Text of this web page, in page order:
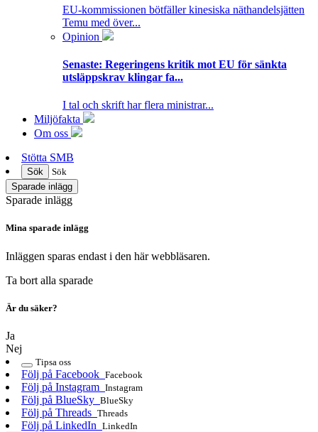
EU-kommissionen bötfäller kinesiska näthandelsjätten
Temu med över...
Opinion
Senaste: Regeringens kritik mot EU för sänkta
utsläppskrav klingar fa...
I tal och skrift har flera ministrar...
Miljöfakta
Om oss
Stötta SMB
Sök
Sök
Sparade inlägg
Sparade inlägg
Mina sparade inlägg
Inläggen sparas endast i den här webbläsaren.
Ta bort alla sparade
Är du säker?
Ja
Nej
Tipsa oss
Följ på Facebook Facebook
Följ på Instagram Instagram
Följ på BlueSky BlueSky
Följ på Threads Threads
Följ på LinkedIn LinkedIn